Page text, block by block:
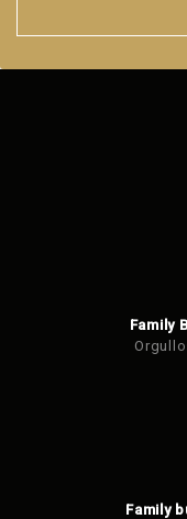
Family
Family